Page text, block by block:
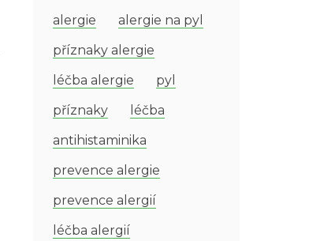
alergie
alergie na pyl
příznaky alergie
léčba alergie
pyl
příznaky
léčba
antihistaminika
prevence alergie
prevence alergií
léčba alergií